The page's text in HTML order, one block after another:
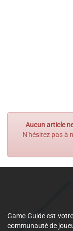
Aucun article
N'hésitez pas à
Game-Guide est
communauté de